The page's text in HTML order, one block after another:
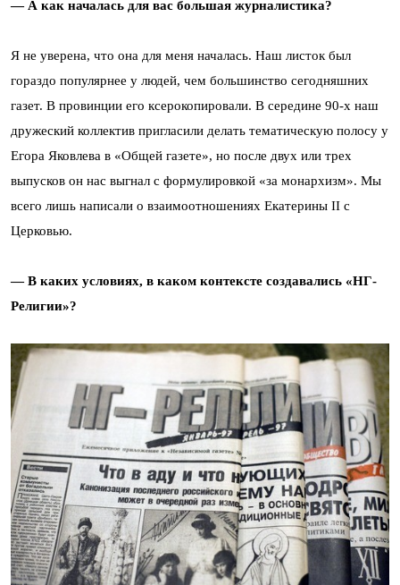
— А как началась для вас большая журналистика?
Я не уверена, что она для меня началась. Наш листок был
гораздо популярнее у людей, чем большинство сегодняшних
газет. В провинции его ксерокопировали. В середине 90-х наш
дружеский коллектив пригласили делать тематическую полосу у
Егора Яковлева в «Общей газете», но после двух или трех
выпусков он нас выгнал с формулировкой «за монархизм». Мы
всего лишь написали о взаимоотношениях Екатерины II с
Церковью.
— В каких условиях, в каком контексте создавались «НГ-
Религии»?